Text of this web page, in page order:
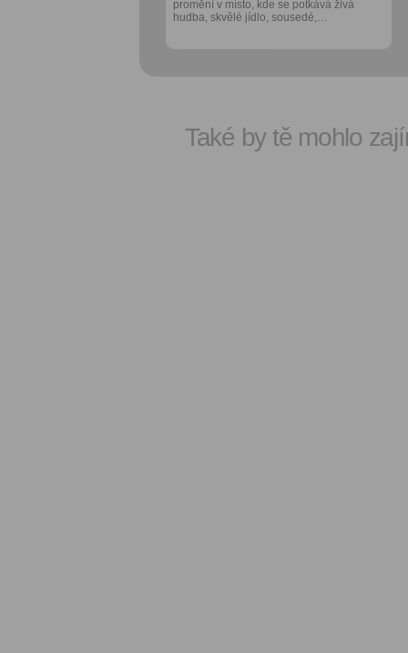
promění v místo, kde se potkává živá
hudba, skvělé jídlo, sousedé,…
promění v místo, kde se potkává živá
hudba, skvělé jídlo, sousedé,…
Také by tě mohlo